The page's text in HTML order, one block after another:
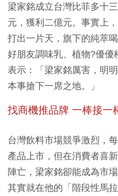
梁家銘成立台灣比菲多十
元，獲利二億元。事實上
打出一片天，旗下的純萃
好朋友調味乳、植物?優
表示：「梁家銘厲害，明
本事搶下一席之地。」
找商機推品牌 一棒接一
台灣飲料市場競爭激烈，
產品上市，但在消費者喜
陣亡，梁家銘卻能成為市
其實就在他的「階段性馬拉